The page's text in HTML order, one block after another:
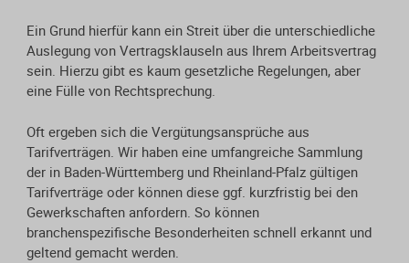
Ein Grund hierfür kann ein Streit über die unterschiedliche
Auslegung von Vertragsklauseln aus Ihrem Arbeitsvertrag
sein. Hierzu gibt es kaum gesetzliche Regelungen, aber
eine Fülle von Rechtsprechung.
Oft ergeben sich die Vergütungsansprüche aus
Tarifverträgen. Wir haben eine umfangreiche Sammlung
der in Baden-Württemberg und Rheinland-Pfalz gültigen
Tarifverträge oder können diese ggf. kurzfristig bei den
Gewerkschaften anfordern. So können
branchenspezifische Besonderheiten schnell erkannt und
geltend gemacht werden.